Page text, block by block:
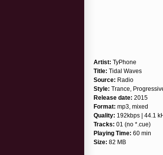
Artist: TyPhone
Title: Tidal Waves
Source: Radio
Style: Trance,
Release date: 2015
Format: mp3, mixed
Quality: 192kbps | 44.1
Tracks: 01 (no *.cue)
Playing Time: 60 min
Size: 82 MB